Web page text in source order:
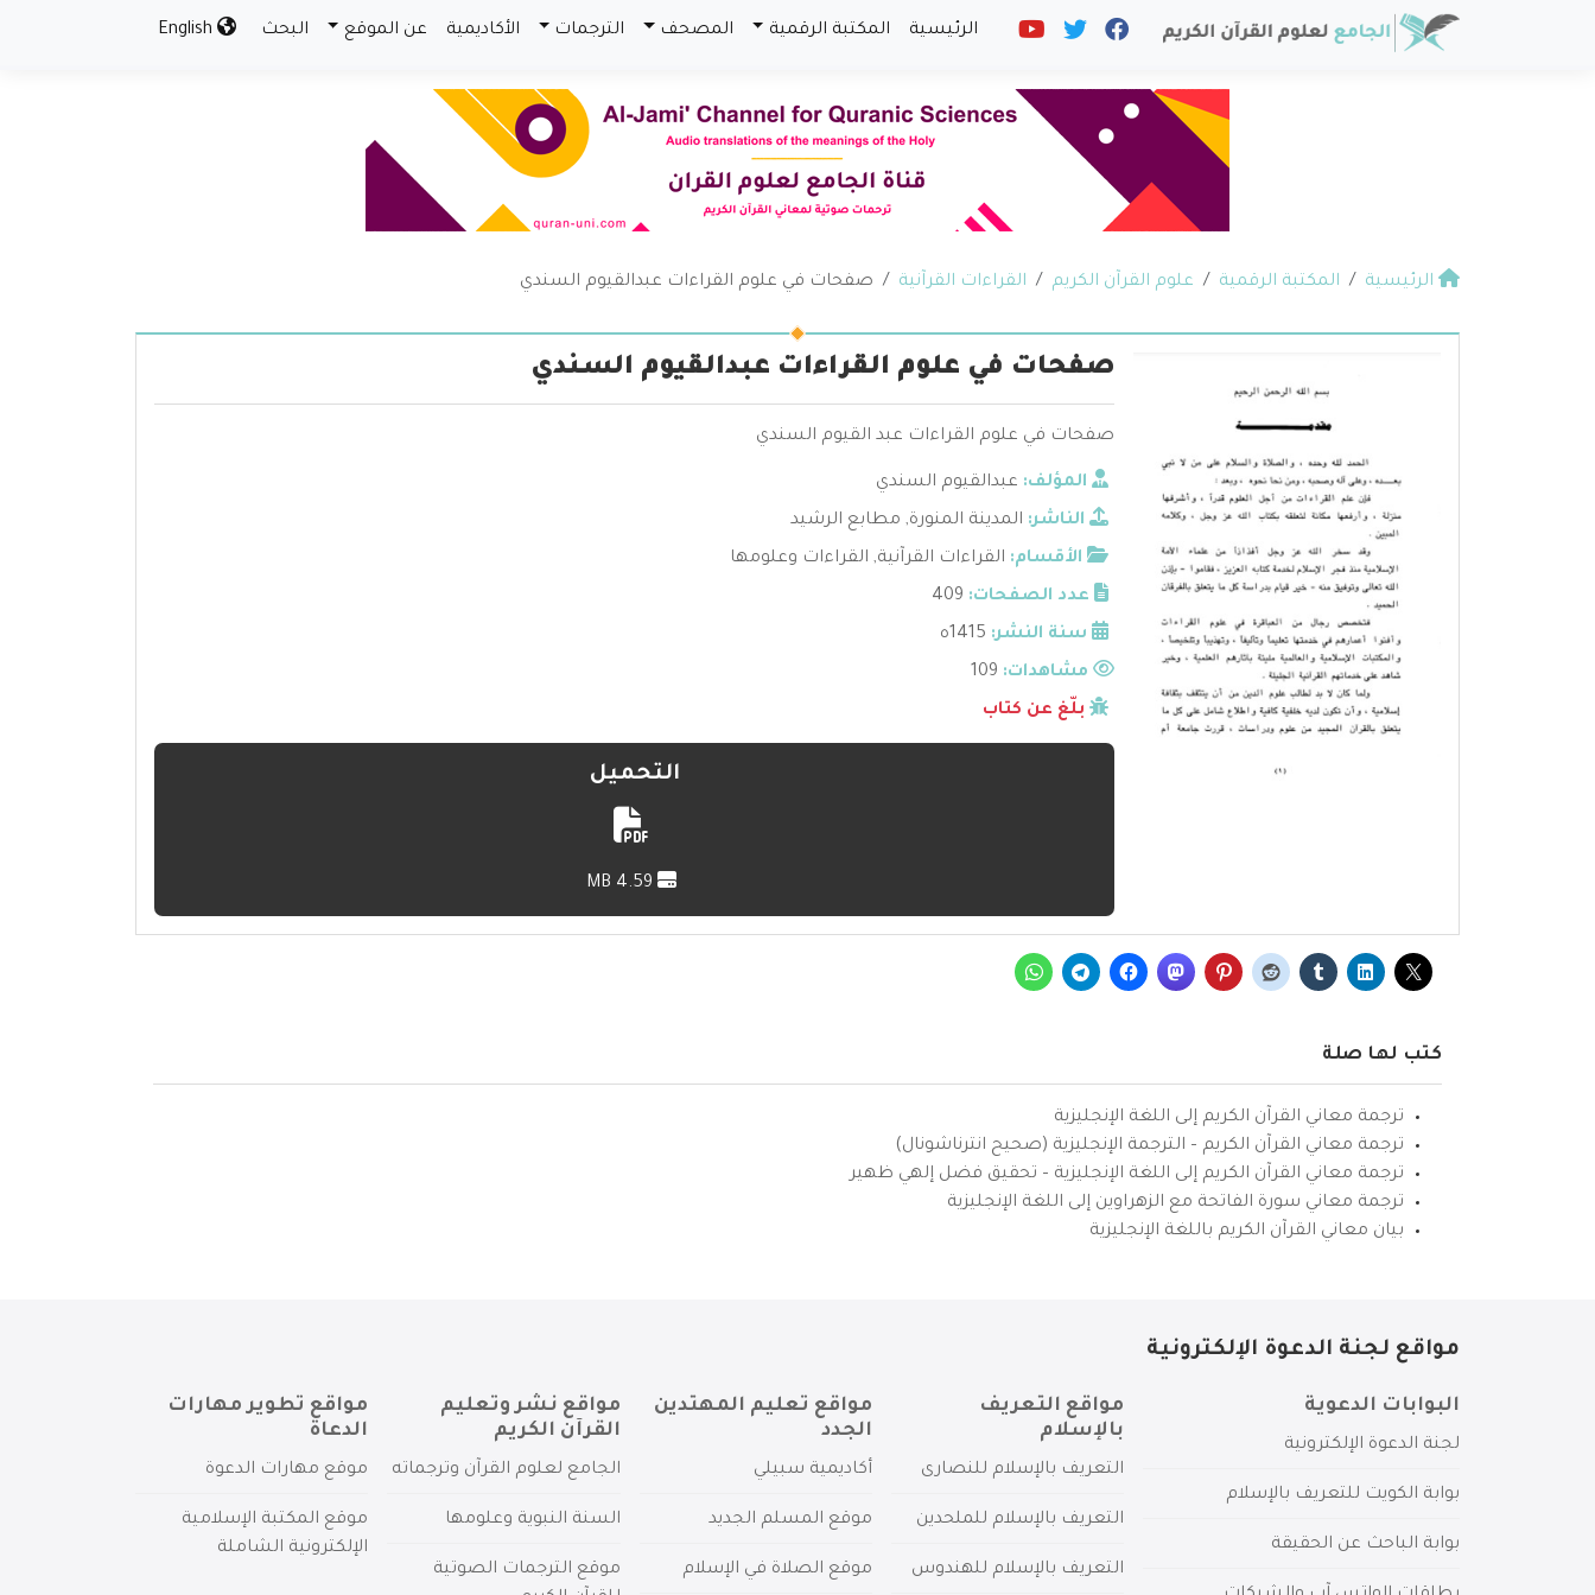
الرئيسية المكتبة الرقمية المصحف الترجمات الأكاديمية عن الموقع البحث
الرئيسية المكتبة الرقمية علوم القرآن الكريم القراءات القرآنية صفحات في علوم القراءات عبدالقيوم السندي
صفحات في علوم القراءات عبدالقيوم السندي
صفحات في علوم القراءات عبد القيوم السندي
المؤلف: عبدالقيوم السندي
الناشر: المدينة المنورة, مطابع الرشيد
الأقسام: القراءات القرآنية, القراءات وعلومها
عدد الصفحات: 409
سنة النشر: 1415ه
مشاهدات:
بلّغ عن كتاب
التحميل
كتب لها صلة
ترجمة معاني القرآن الكريم إلى اللغة الإنجليزية
ترجمة معاني القرآن الكريم – الترجمة الإنجليزية (صحيح انترناشونال)
ترجمة معاني القرآن الكريم إلى اللغة الإنجليزية – تحقيق فضل إلهي ظهير
ترجمة معاني سورة الفاتحة مع الزهراوين إلى اللغة الإنجليزية
بيان معاني القرآن الكريم باللغة الإنجليزية
مواقع لجنة الدعوة الإلكترونية
البوابات الدعوية
لجنة الدعوة الإلكترونية
بوابة الكويت للتعريف بالإسلام
بوابة الباحث عن الحقيقة
مواقع التعريف
بالإسلام
التعريف بالإسلام للنصارى
التعريف بالإسلام للملحدين
التعريف بالإسلام للهندوس
مواقع تعليم المهتدين
الجدد
أكاديمية سبيلي
موقع المسلم الجديد
موقع الصلاة في الإسلام
مواقع نشر وتعليم
القرآن الكريم
الجامع لعلوم القرآن وترجماته
السنة النبوية وعلومها
موقع الترجمات الصوتية
مواقع تطوير مهارات
الدعاة
موقع مهارات الدعوة
موقع المكتبة الإسلامية
الإلكترونية الشاملة